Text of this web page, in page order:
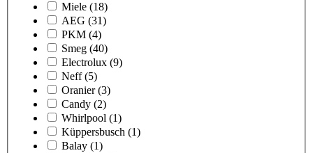
Miele (18)
AEG (31)
PKM (4)
Smeg (40)
Electrolux (9)
Neff (5)
Oranier (3)
Candy (2)
Whirlpool (1)
Küppersbusch (1)
Balay (1)